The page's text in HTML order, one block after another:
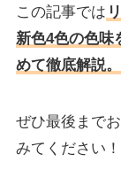
この記事では
新色4色の色味
めて徹底解説。
ぜひ最後まで
みてください！